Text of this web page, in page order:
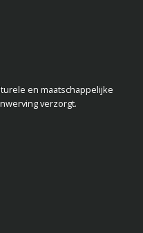
en maatschappelijke
verzorgt.